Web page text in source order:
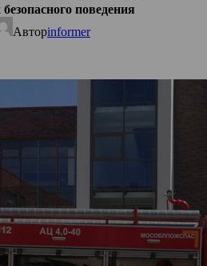
поведения
Авторinformer